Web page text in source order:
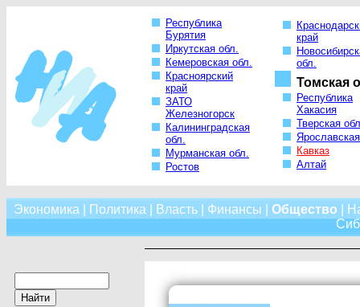
Республика
Бурятия
Иркутская обл.
Кемеровская обл.
Красноярский
край
ЗАТО
Железногорск
Калининградская
обл.
Мурманская обл.
Ростов
край
обл.
Томская
Республика
Хакасия
Тверская
Кавказ
Алтай
Экономика Политика Власть| Финансы Общество